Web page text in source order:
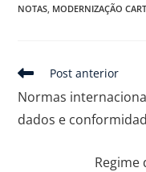
NOTAS, MODERNIZAÇÃO
Post anterior
Normas
dados e
Regime